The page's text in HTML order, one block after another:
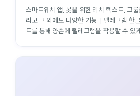
스마트워치 앱, 봇을 위한 리치 텍스트, 그
리고 그 외에도 다양한 기능 | 텔레그램 한
트를 통해 양손에 텔레그램을 착용할 수 있